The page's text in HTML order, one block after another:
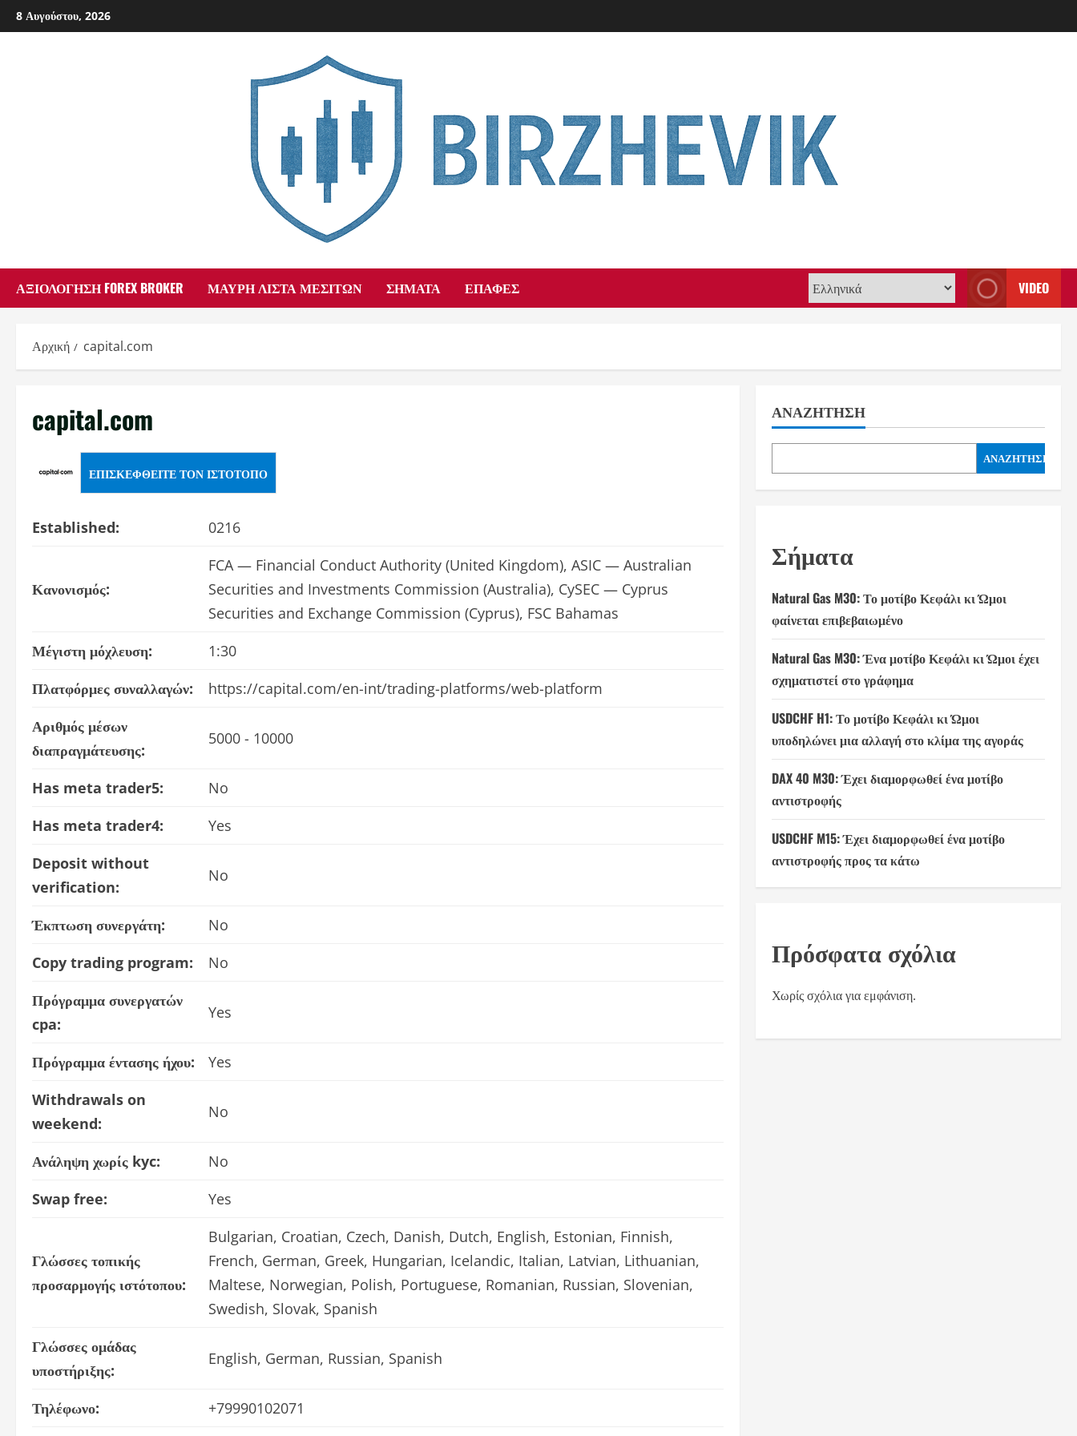
Skip
to
8 Αυγούστου, 2026
ΑΞΙΟΛΌΓΗΣΗ FOREX BROKER ΜΑΎΡΗ ΛΊΣΤΑ ΜΕΣΙΤΏΝ ΣΉΜΑΤΑ ΕΠΑΦΈΣ VIDEO
Αρχική capital.com
capital.com
ΕΠΙΣΚΕΦΘΕΊΤΕ ΤΟΝ ΙΣΤΌΤΟΠΟ
Established: 0216
Κανονισμός:
FCA — Financial Conduct Authority (United Kingdom), ASIC — Australian
Securities and Investments Commission (Australia), CySEC — Cyprus
Securities and Exchange Commission (Cyprus), FSC Bahamas
Μέγιστη μόχλευση:
1:30
Πλατφόρμες συναλλαγών:
https://capital.com/en-int/trading-platforms/web-platform
Αριθμός μέσων
διαπραγμάτευσης:
5000 - 10000
Has meta trader5:
No
Has meta trader4:
Yes
Deposit without
verification:
No
Έκπτωση συνεργάτη:
No
Copy trading program:
No
Πρόγραμμα συνεργατών
cpa:
Yes
Πρόγραμμα έντασης ήχου:
Yes
Withdrawals on
weekend:
No
Ανάληψη χωρίς kyc:
No
Swap free:
Yes
Γλώσσες τοπικής
προσαρμογής ιστότοπου:
Bulgarian, Croatian, Czech, Danish, Dutch, English, Estonian, Finnish,
French, German, Greek, Hungarian, Icelandic, Italian, Latvian, Lithuanian,
Maltese, Norwegian, Polish, Portuguese, Romanian, Russian, Slovenian,
Swedish, Slovak, Spanish
Γλώσσες ομάδας
υποστήριξης:
English, German, Russian, Spanish
Τηλέφωνο:
+79990102071
ΑΝΑΖΉΤΗΣΗ
ΑΝΑΖΉΤΗΣΗ
Σήματα
Natural Gas M30: Το μοτίβο Κεφάλι κι Ώμοι
φαίνεται επιβεβαιωμένο
Natural Gas M30: Ένα μοτίβο Κεφάλι κι Ώμοι έχει
σχηματιστεί στο γράφημα
USDCHF H1: Το μοτίβο Κεφάλι κι Ώμοι
υποδηλώνει μια αλλαγή στο κλίμα της αγοράς
DAX 40 M30: Έχει διαμορφωθεί ένα μοτίβο
αντιστροφής
USDCHF M15: Έχει διαμορφωθεί ένα μοτίβο
αντιστροφής προς τα κάτω
Πρόσφατα σχόλια
Χωρίς σχόλια για εμφάνιση.